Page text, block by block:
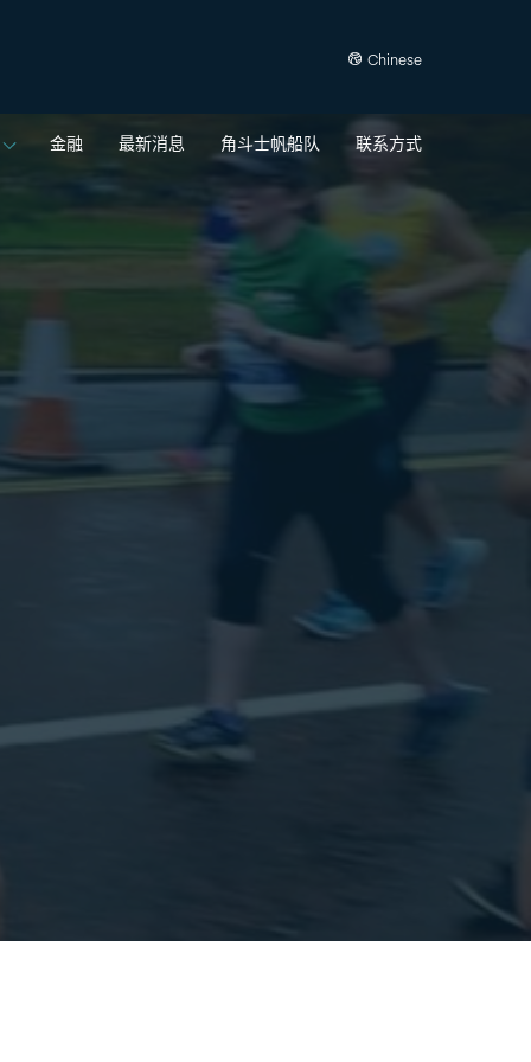
Chinese
金融 最新消息 角斗士帆船队 联系方式